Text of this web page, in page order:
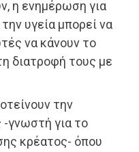
η ενημέρωση για
υγεία μπορεί να
να κάνουν το
διατροφή τους με
την
γνωστή για το
κρέατος- όπου